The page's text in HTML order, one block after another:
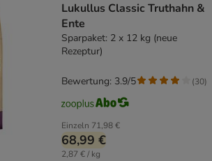
Lukullus Classic Truthahn &
Ente
Sparpaket: 2 x 12 kg (neue
Rezeptur)
Einzeln 71,98 €
68,99 €
2,87 € / kg
Bewertung: 3.9/5 (30)